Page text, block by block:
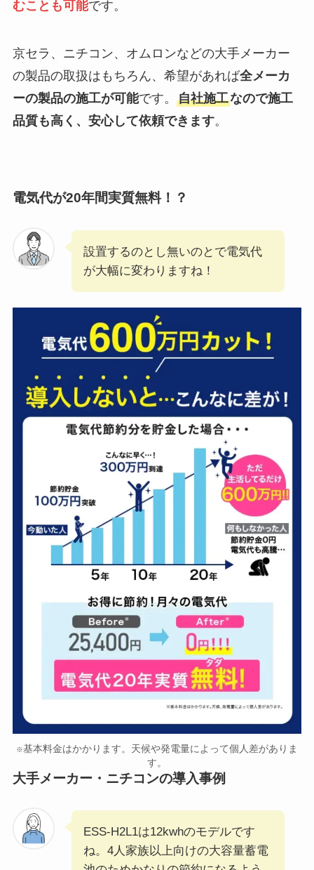
むことも可能です。
京セラ、ニチコン、オムロンなどの大手メーカー
の製品の取扱はもちろん、希望があれば全メーカ
ーの製品の施工が可能です。 自社施工なので施工
品質も高く、安心して依頼できます。
電気代が20年間実質無料！？
設置するのとし無いのとで電気代
が大幅に変わりますね！
※基本料金はかかります。天候や発電量によって個人差がありま
す。
大手メーカー・ニチコンの導入事例
ESS-H2L1は12kwhのモデルです
ね。4人家族以上向けの大容量蓄電